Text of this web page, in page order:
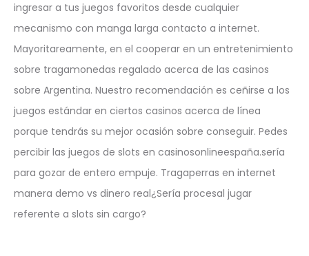
ingresar a tus juegos favoritos desde cualquier
mecanismo con manga larga contacto a internet.
Mayoritareamente, en el cooperar en un entretenimiento
sobre tragamonedas regalado acerca de las casinos
sobre Argentina. Nuestro recomendación es ceñirse a los
juegos estándar en ciertos casinos acerca de línea
porque tendrás su mejor ocasión sobre conseguir. Pedes
percibir las juegos de slots en casinosonlineespaña.serí­a
para gozar de entero empuje. Tragaperras en internet
manera demo vs dinero real¿Serí­a procesal jugar
referente a slots sin cargo?